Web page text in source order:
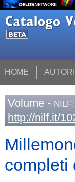
HOME AUTORI
Volume - NILF:
http://nilf.it/
completi